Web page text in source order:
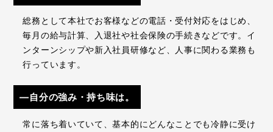
総務として本社でお客様などの電話・受付対応をはじめ、
毎月の給与計算、入退社や社会保険の手続きなどです。イ
ンターンシップや新入社員研修など、人事に関わる業務も
行っています。
―自分の強み・持ち味は。
常に落ち着いていて、基本的にどんなことでも冷静に受け